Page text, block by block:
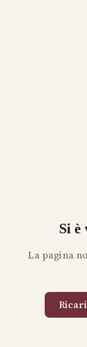
Si
La pagina